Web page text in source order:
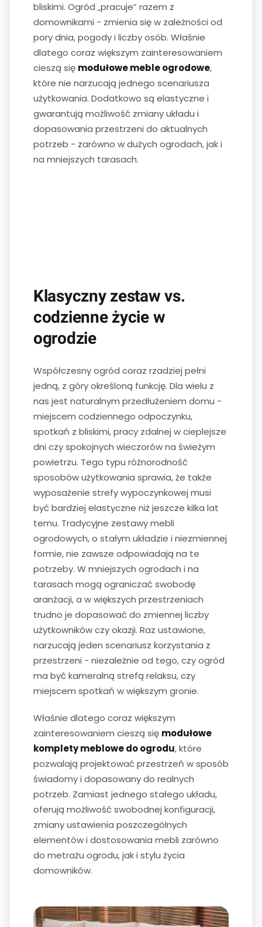
bliskimi. Ogród „pracuje” razem z
domownikami - zmienia się w zależności od
pory dnia, pogody i liczby osób. Właśnie
dlatego coraz większym zainteresowaniem
cieszą się modułowe meble ogrodowe,
które nie narzucają jednego scenariusza
użytkowania. Dodatkowo są elastyczne i
gwarantują możliwość zmiany układu i
dopasowania przestrzeni do aktualnych
potrzeb - zarówno w dużych ogrodach, jak i
na mniejszych tarasach.
Klasyczny zestaw vs.
codzienne życie w
ogrodzie
Współczesny ogród coraz rzadziej pełni
jedną, z góry określoną funkcję. Dla wielu z
nas jest naturalnym przedłużeniem domu -
miejscem codziennego odpoczynku,
spotkań z bliskimi, pracy zdalnej w cieplejsze
dni czy spokojnych wieczorów na świeżym
powietrzu. Tego typu różnorodność
sposobów użytkowania sprawia, że także
wyposażenie strefy wypoczynkowej musi
być bardziej elastyczne niż jeszcze kilka lat
temu. Tradycyjne zestawy mebli
ogrodowych, o stałym układzie i niezmiennej
formie, nie zawsze odpowiadają na te
potrzeby. W mniejszych ogrodach i na
tarasach mogą ograniczać swobodę
aranżacji, a w większych przestrzeniach
trudno je dopasować do zmiennej liczby
użytkowników czy okazji. Raz ustawione,
narzucają jeden scenariusz korzystania z
przestrzeni - niezależnie od tego, czy ogród
ma być kameralną strefą relaksu, czy
miejscem spotkań w większym gronie.
Właśnie dlatego coraz większym
zainteresowaniem cieszą się modułowe
komplety meblowe do ogrodu, które
pozwalają projektować przestrzeń w sposób
świadomy i dopasowany do realnych
potrzeb. Zamiast jednego stałego układu,
oferują możliwość swobodnej konfiguracji,
zmiany ustawienia poszczególnych
elementów i dostosowania mebli zarówno
do metrażu ogrodu, jak i stylu życia
domowników.